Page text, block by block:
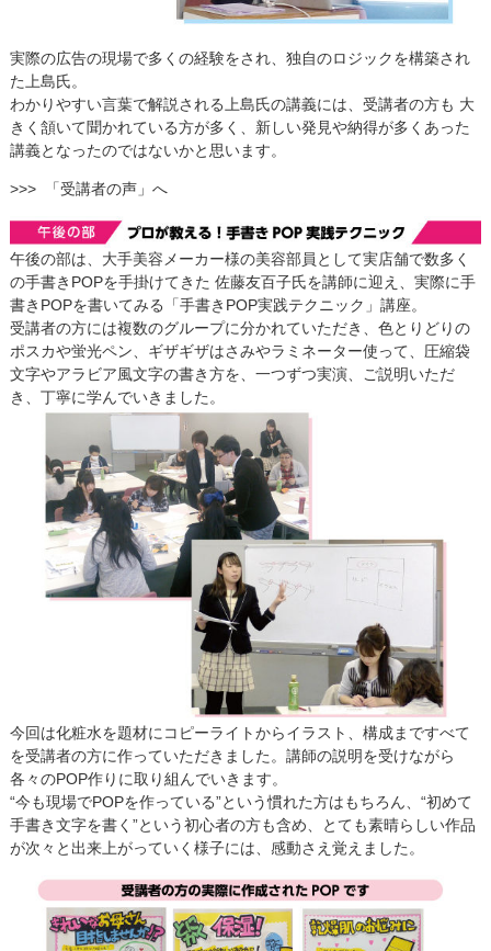
実際の広告の現場で多くの経験をされ、独自のロジックを構築され
た上島氏。
わかりやすい言葉で解説される上島氏の講義には、受講者の方も 大
きく頷いて聞かれている方が多く、新しい発見や納得が多くあった
講義となったのではないかと思います。
>>> 「受講者の声」へ
午後の部は、大手美容メーカー様の美容部員として実店舗で数多く
の手書きPOPを手掛けてきた 佐藤友百子氏を講師に迎え、実際に手
書きPOPを書いてみる「手書きPOP実践テクニック」講座。
受講者の方には複数のグループに分かれていただき、色とりどりの
ポスカや蛍光ペン、ギザギザはさみやラミネーター使って、圧縮袋
文字やアラビア風文字の書き方を、一つずつ実演、ご説明いただ
き、丁寧に学んでいきました。
今回は化粧水を題材にコピーライトからイラスト、構成まですべて
を受講者の方に作っていただきました。講師の説明を受けながら
各々のPOP作りに取り組んでいきます。
“今も現場でPOPを作っている”という慣れた方はもちろん、“初めて
手書き文字を書く”という初心者の方も含め、とても素晴らしい作品
が次々と出来上がっていく様子には、感動さえ覚えました。